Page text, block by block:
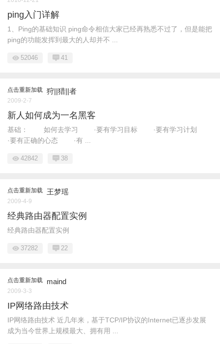
ping入门详解
1、Ping的基础知识 ping命令相信大家已经再熟悉不过了，但是能把
ping的功能发挥到最大的人却并不 ...
52046 41
点击重新加载 狩||猎||者
2009-2-7
新人如何成为一名黑客
基础： 如何去学习 ·要有学习目标 ·要有学习计划
·要有正确的心态 ·有 ...
42842 38
点击重新加载 王梦瑶
2009-4-9
经典路由器配置实例
经典路由器配置实例
37282 22
点击重新加载 maind
2009-3-3
IP网络路由技术
IP网络路由技术 近几年来，基于TCP/IP协议的Internet已逐步发展
成为当今世界上规模最大、拥有用 ...